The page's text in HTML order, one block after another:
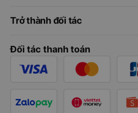
Trở thành đối tác
Đối tác thanh toán